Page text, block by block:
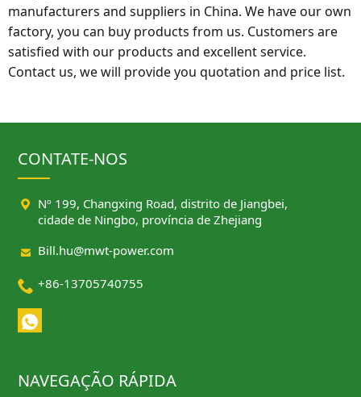
manufacturers and suppliers in China. We have our own
factory, you can buy products from us. Customers are
satisfied with our products and excellent service.
Contact us, we will provide you quotation and price list.
CONTATE-NOS
 Nº 199, Changxing Road, distrito de Jiangbei,
cidade de Ningbo, província de Zhejiang
 Bill.hu@mwt-power.com
 +86-13705740755
NAVEGAÇÃO RÁPIDA